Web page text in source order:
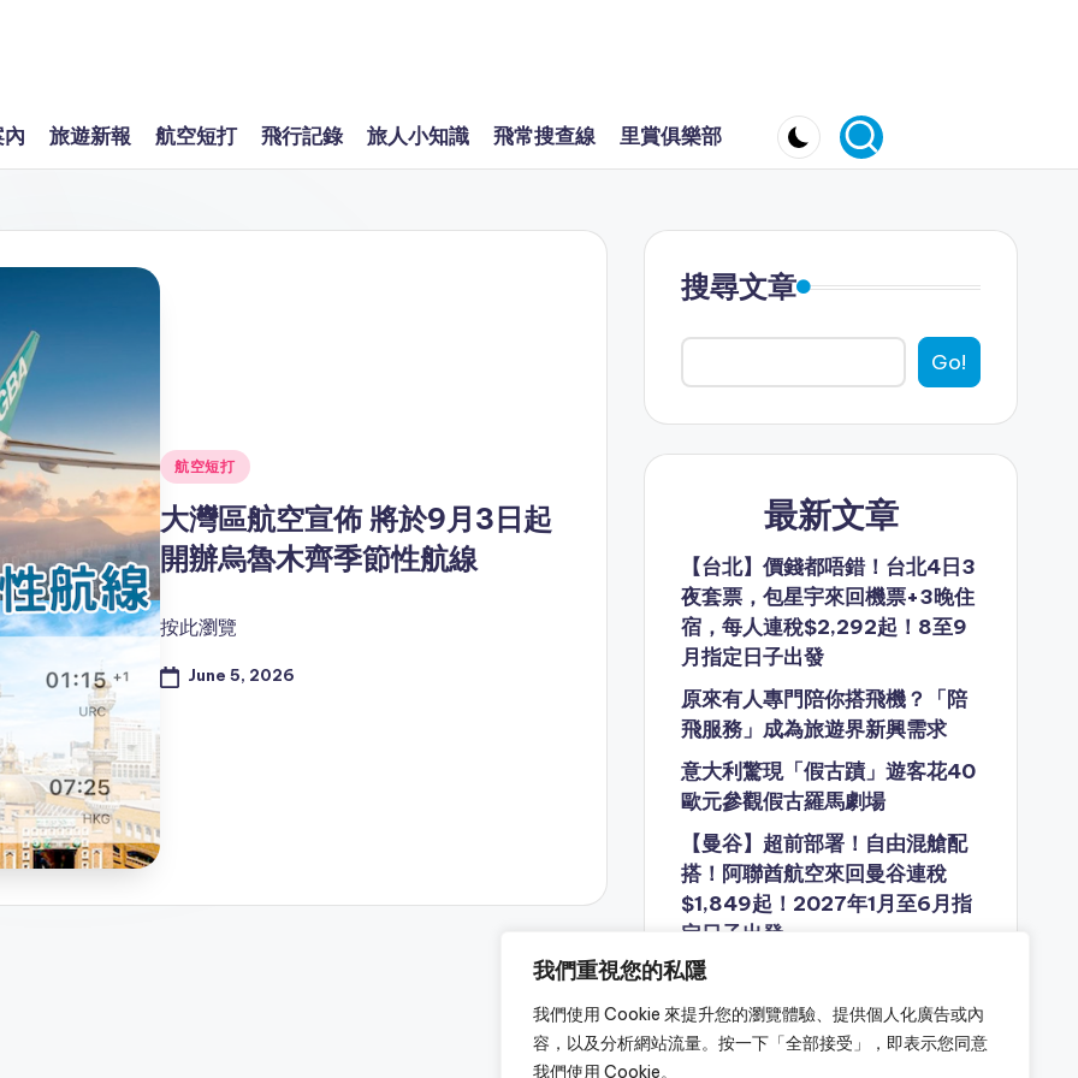
我們重視您的私隱
我們使用 Cookie 來提升您的瀏覽體驗、提供個人化廣告或內
容，以及分析網站流量。按一下「全部接受」，即表示您同意
我們使用 Cookie。
旅遊新報 航空短打 飛行記錄 旅人小知識 飛常搜查線 里賞俱樂部
Posted
航空短打
大灣區航空宣佈 將於9月3日起
開辦烏魯木齊季節性航線
按此瀏覽
June 5, 2026
搜尋文章
Go!
最新文章
【台北】價錢都唔錯！台北4日3
夜套票，包星宇來回機票+3晚住
宿，每人連稅$2,292起！8至9
月指定日子出發
原來有人專門陪你搭飛機？「陪
飛服務」成為旅遊界新興需求
意大利驚現「假古蹟」遊客花40
歐元參觀假古羅馬劇場
【曼谷】超前部署！自由混艙配
搭！阿聯酋航空來回曼谷連稅
$1,849起！2027年1月至6月指
定日子出發
歷時近10年 波音737 MAX 7終
獲FAA認證 最快明年正式載客